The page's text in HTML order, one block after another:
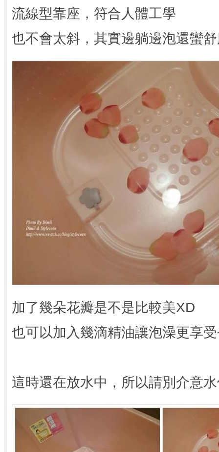
流線型靠座，符合人體工學
也不會太斜，其實邊躺邊泡還蠻
加了幾朵花瓣是不是比較美XD
也可以加入幾滴精油讓泡澡更享
這時還在放水中，所以請別介意